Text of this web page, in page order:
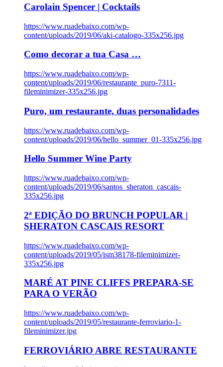
Carolain Spencer | Cocktails
https://www.ruadebaixo.com/wp-
content/uploads/2019/06/aki-catalogo-335x256.jpg
Como decorar a tua Casa …
https://www.ruadebaixo.com/wp-
content/uploads/2019/06/restaurante_puro-7311-
fileminimizer-335x256.jpg
Puro, um restaurante, duas personalidades
https://www.ruadebaixo.com/wp-
content/uploads/2019/06/hello_summer_01-335x256.jpg
Hello Summer Wine Party
https://www.ruadebaixo.com/wp-
content/uploads/2019/06/santos_sheraton_cascais-
335x256.jpg
2ª EDIÇÃO DO BRUNCH POPULAR |
SHERATON CASCAIS RESORT
https://www.ruadebaixo.com/wp-
content/uploads/2019/05/ism38178-fileminimizer-
335x256.jpg
MARÉ AT PINE CLIFFS PREPARA-SE
PARA O VERÃO
https://www.ruadebaixo.com/wp-
content/uploads/2019/05/restaurante-ferroviario-1-
fileminimizer.jpg
FERROVIÁRIO ABRE RESTAURANTE